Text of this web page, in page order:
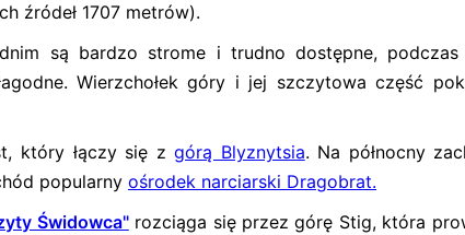
źródeł 1707 metrów).
są bardzo strome i trudno dostępne,
Wierzchołek góry i jej szczytowa część
który łączy się zgórą Blyznytsia. Na północny
popularny ośrodek narciarski Dragobrat.
Świdowca"rozciąga się przez górę Stig, która